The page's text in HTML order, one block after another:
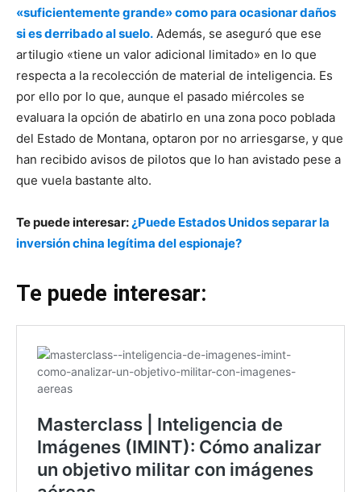
«suficientemente grande» como para ocasionar daños
si es derribado al suelo. Además, se aseguró que ese
artilugio «tiene un valor adicional limitado» en lo que
respecta a la recolección de material de inteligencia. Es
por ello por lo que, aunque el pasado miércoles se
evaluara la opción de abatirlo en una zona poco poblada
del Estado de Montana, optaron por no arriesgarse, y que
han recibido avisos de pilotos que lo han avistado pese a
que vuela bastante alto.
Te puede interesar: ¿Puede Estados Unidos separar la
inversión china legítima del espionaje?
Te puede interesar: